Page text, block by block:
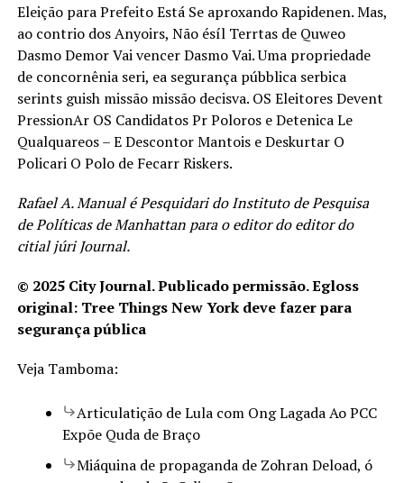
Eleição para Prefeito Está Se aproxando Rapidenen. Mas,
ao contrio dos Anyoirs, Não ésíl Terrtas de Quweo
Dasmo Demor Vai vencer Dasmo Vai. Uma propriedade
de concornênia seri, ea segurança púbblica serbica
serints guish missão missão decisva. OS Eleitores Devent
PressionAr OS Candidatos Pr Poloros e Detenica Le
Qualquareos – E Descontor Mantois e Deskurtar O
Policari O Polo de Fecarr Riskers.
Rafael A. Manual é Pesquidari do Instituto de Pesquisa
de Políticas de Manhattan para o editor do editor do
citial júri Journal.
© 2025 City Journal. Publicado permissão. Egloss
original: Tree Things New York deve fazer para
segurança pública
Veja Tamboma:
Articulatição de Lula com Ong Lagada Ao PCC
Expõe Quda de Braço
Miáquina de propaganda de Zohran Deload, ó